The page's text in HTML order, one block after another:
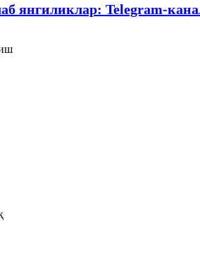
янгиликлар: Telegram-